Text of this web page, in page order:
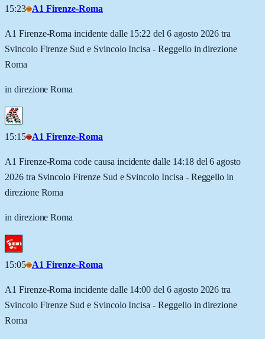
15:23 A1 Firenze-Roma
A1 Firenze-Roma incidente dalle 15:22 del 6 agosto 2026 tra
Svincolo Firenze Sud e Svincolo Incisa - Reggello in direzione
Roma
in direzione Roma
15:15 A1 Firenze-Roma
A1 Firenze-Roma code causa incidente dalle 14:18 del 6 agosto
2026 tra Svincolo Firenze Sud e Svincolo Incisa - Reggello in
direzione Roma
in direzione Roma
15:05 A1 Firenze-Roma
A1 Firenze-Roma incidente dalle 14:00 del 6 agosto 2026 tra
Svincolo Firenze Sud e Svincolo Incisa - Reggello in direzione
Roma